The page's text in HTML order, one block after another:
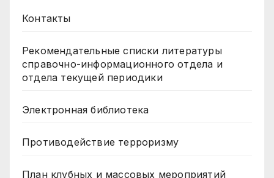
Контакты
Рекомендательные списки литературы
справочно-информационного отдела и
отдела текущей периодики
Электронная библиотека
Противодействие терроризму
План клубных и массовых мероприятий